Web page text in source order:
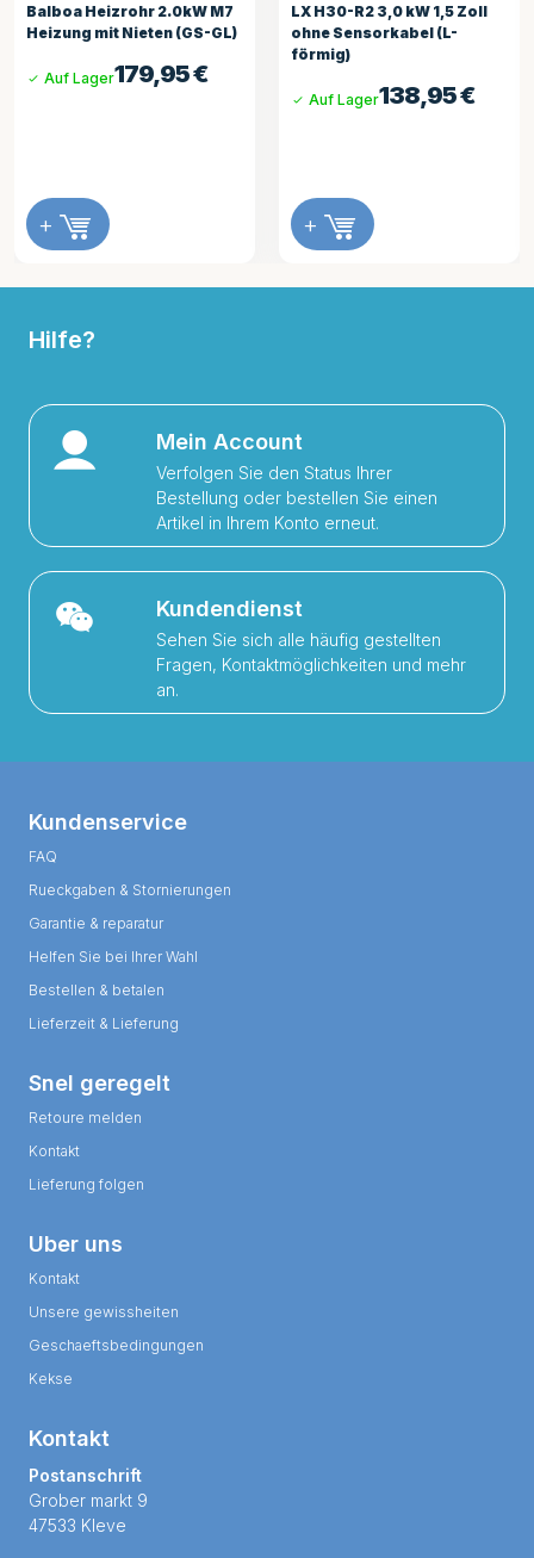
Balboa Heizrohr 2.0kW M7
Heizung mit Nieten (GS-GL)
179,95€
Auf Lager
+
LX H30-R2 3,0 kW 1,5 Zoll
ohne Sensorkabel (L-
förmig)
138,95€
Auf Lager
+
Hilfe?
Mein Account
Verfolgen Sie den Status Ihrer
Bestellung oder bestellen Sie einen
Artikel in Ihrem Konto erneut.
Kundendienst
Sehen Sie sich alle häufig gestellten
Fragen, Kontaktmöglichkeiten und mehr
an.
Kundenservice
FAQ
Rueckgaben & Stornierungen
Garantie & reparatur
Helfen Sie bei Ihrer Wahl
Bestellen & betalen
Lieferzeit & Lieferung
Snel geregelt
Retoure melden
Kontakt
Lieferung folgen
Uber uns
Kontakt
Unsere gewissheiten
Geschaeftsbedingungen
Kekse
Kontakt
Postanschrift
Grober markt 9
47533 Kleve